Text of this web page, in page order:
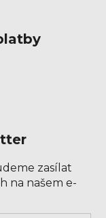
zasílat
na našem e-